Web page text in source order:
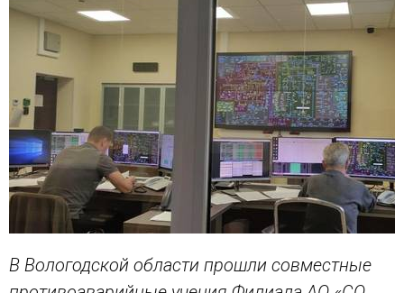
В Вологодской области прошли совместные